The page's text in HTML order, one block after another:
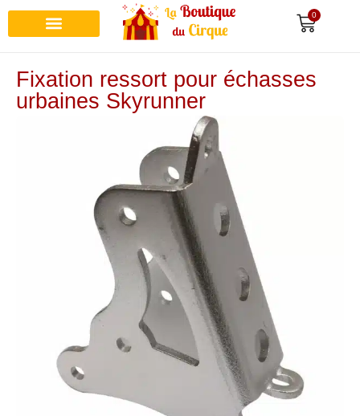
0
Fixation ressort pour échasses
urbaines Skyrunner